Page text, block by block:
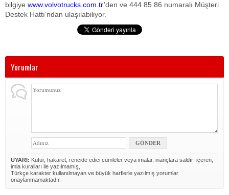
bilgiye www.volvotrucks.com.tr’den ve 444 85 86 numaralı Müşteri
Destek Hattı’ndan ulaşılabiliyor.
Yorumlar
UYARI: Küfür, hakaret, rencide edici cümleler veya imalar, inançlara saldırı içeren,
imla kuralları ile yazılmamış,
Türkçe karakter kullanılmayan ve büyük harflerle yazılmış yorumlar
onaylanmamaktadır.